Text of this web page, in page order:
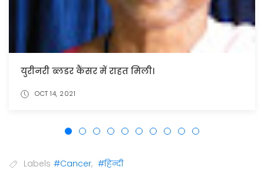
युरीनरी ब्लडर कैंसर में राहत मिली।
OCT 14, 2021
Labels #Cancer, #हिन्दी